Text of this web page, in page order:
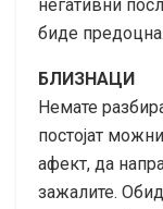
негативни
биде предоцна.
БЛИЗНАЦИ
Немате
постојат
афект, да
зажалите.